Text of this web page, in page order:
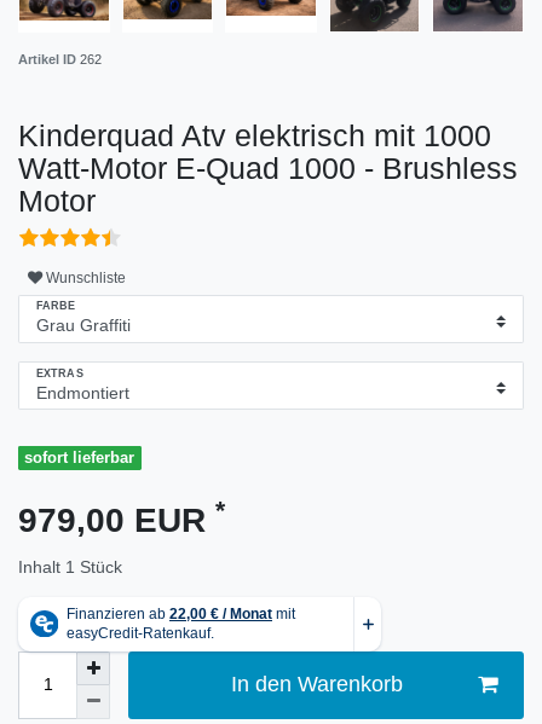
Artikel ID 262
Kinderquad Atv elektrisch mit 1000
Watt-Motor E-Quad 1000 - Brushless
Motor
Wunschliste
FARBE
EXTRAS
sofort lieferbar
979,00 EUR *
Inhalt 1 Stück
In den Warenkorb